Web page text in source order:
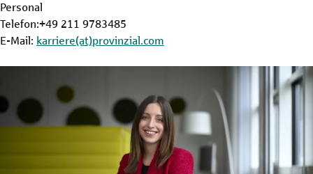
Personal
Telefon:+49 211 9783485
E-Mail: karriere(at)provinzial.com